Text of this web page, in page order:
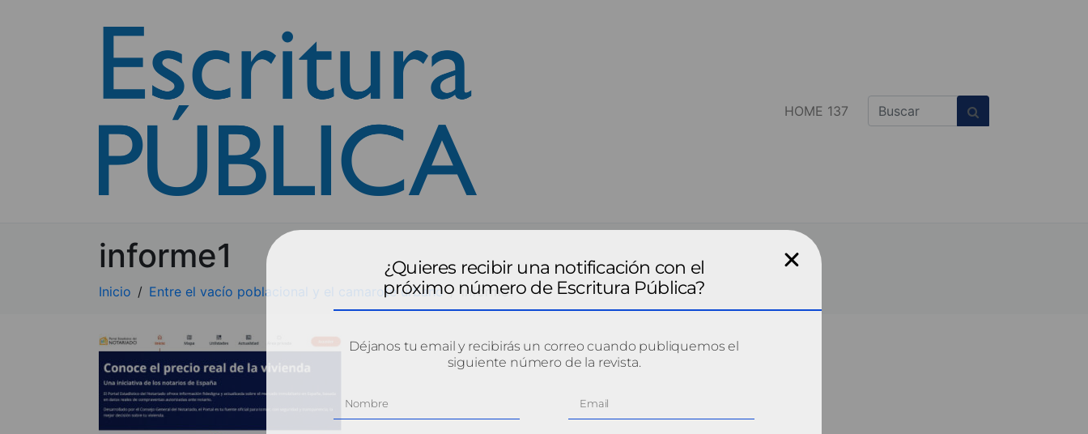
HOME 137
informe1
Inicio Entre el vacío poblacional y el camarote urbano informe1
¿Quieres recibir una notificación con el
próximo número de Escritura Pública?
Déjanos tu email y recibirás un correo cuando publiquemos el
siguiente número de la revista.